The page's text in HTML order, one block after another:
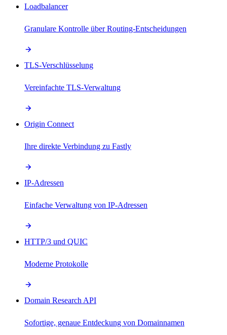
Loadbalancer
Granulare Kontrolle über Routing-Entscheidungen
TLS-Verschlüsselung
Vereinfachte TLS-Verwaltung
Origin Connect
Ihre direkte Verbindung zu Fastly
IP-Adressen
Einfache Verwaltung von IP-Adressen
HTTP/3 und QUIC
Moderne Protokolle
Domain Research API
Sofortige, genaue Entdeckung von Domainnamen